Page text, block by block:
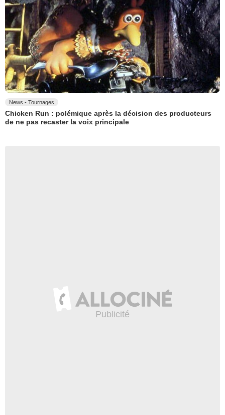
News - Tournages
Chicken Run : polémique après la décision des producteurs
de ne pas recaster la voix principale